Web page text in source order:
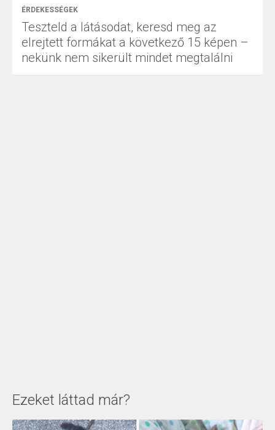
ÉRDEKESSÉGEK
Teszteld a látásodat, keresd meg az
elrejtett formákat a következő 15 képen –
nekünk nem sikerült mindet megtalálni
Ezeket láttad már?